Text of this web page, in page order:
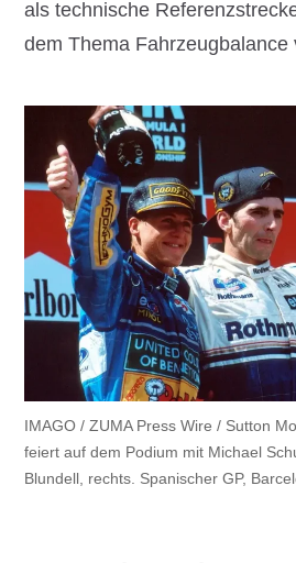
als technische
dem Thema Fahrzeugbalance
IMAGO / ZUMA Press Wire / Sutton
feiert auf dem Podium mit Michael
Blundell, rechts. Spanischer GP,